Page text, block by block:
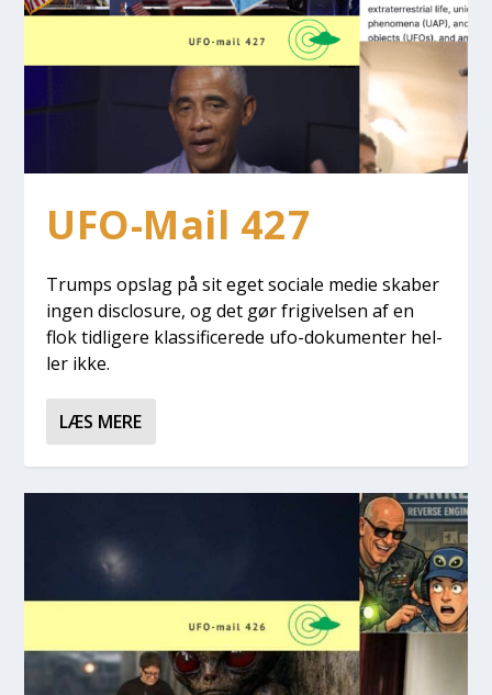
UFO-Mail 427
Trumps opslag på sit eget soci­a­le medie ska­ber
ingen disclo­su­re, og det gør fri­gi­vel­sen af en
flok tid­li­ge­re klas­si­fi­ce­re­de ufo-doku­men­ter hel­
ler ikke.
LÆS MERE